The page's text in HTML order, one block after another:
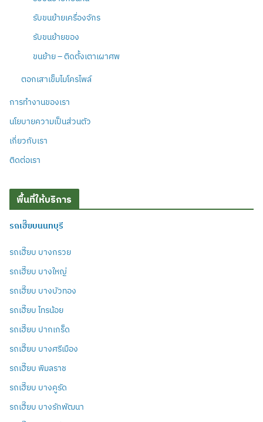
รับขนย้ายเครื่องจักร
รับขนย้ายของ
ขนย้าย – ติดตั้งเตาเผาศพ
ตอกเสาเข็มไมโครไพล์
การทำงานของเรา
นโยบายความเป็นส่วนตัว
เกี่ยวกับเรา
ติดต่อเรา
พื้นที่ให้บริการ
รถเฮี๊ยบนนทบุรี
รถเฮี๊ยบ บางกรวย
รถเฮี๊ยบ บางใหญ่
รถเฮี๊ยบ บางบัวทอง
รถเฮี๊ยบ ไทรน้อย
รถเฮี๊ยบ ปากเกร็ด
รถเฮี๊ยบ บางศรีเมือง
รถเฮี๊ยบ พิมลราช
รถเฮี๊ยบ บางคูรัด
รถเฮี๊ยบ บางรักพัฒนา